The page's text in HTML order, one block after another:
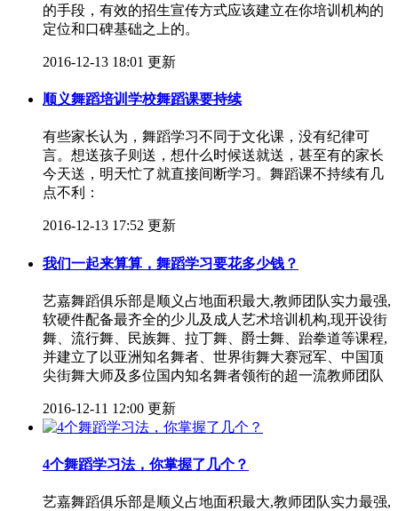
的手段，有效的招生宣传方式应该建立在你培训机构的
定位和口碑基础之上的。
2016-12-13 18:01 更新
顺义舞蹈培训学校舞蹈课要持续
有些家长认为，舞蹈学习不同于文化课，没有纪律可
言。想送孩子则送，想什么时候送就送，甚至有的家长
今天送，明天忙了就直接间断学习。舞蹈课不持续有几
点不利：
2016-12-13 17:52 更新
我们一起来算算，舞蹈学习要花多少钱？
艺嘉舞蹈俱乐部是顺义占地面积最大,教师团队实力最强,
软硬件配备最齐全的少儿及成人艺术培训机构,现开设街
舞、流行舞、民族舞、拉丁舞、爵士舞、跆拳道等课程,
并建立了以亚洲知名舞者、世界街舞大赛冠军、中国顶
尖街舞大师及多位国内知名舞者领衔的超一流教师团队
2016-12-11 12:00 更新
4个舞蹈学习法，你掌握了几个？
艺嘉舞蹈俱乐部是顺义占地面积最大,教师团队实力最强,